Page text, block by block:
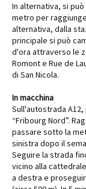
In alternativa, si
metro per
alternativa, dalla
principale si può
d'ora attraverso le
Romont e Rue de
di San Nicola.
In macchina
Sull'autostrada
“Fribourg Nord”.
passare sotto la
sinistra dopo il
Seguire la strada
vicino alla
a destra e